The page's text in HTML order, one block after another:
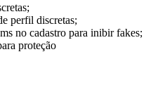
perfil discretas;
no cadastro para inibir fakes;
proteção